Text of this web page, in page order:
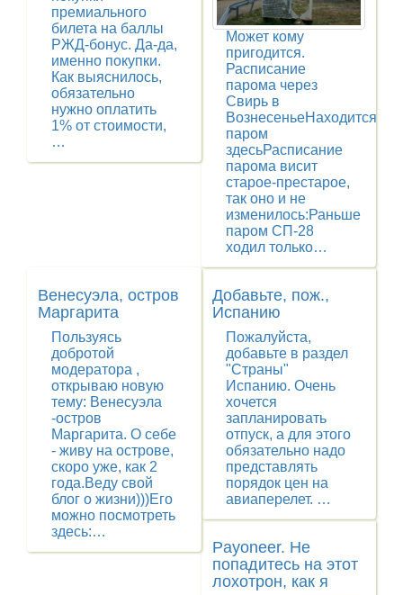
премиального
билета на баллы
РЖД-бонус. Да-да,
именно покупки.
Как выяснилось,
обязательно
нужно оплатить
1% от стоимости,
…
Может кому
пригодится.
Расписание
парома через
Свирь в
ВознесеньеНаходится
паром
здесьРасписание
парома висит
старое-престарое,
так оно и не
изменилось:Раньше
паром СП-28
ходил только…
Венесуэла, остров
Маргарита
Пользуясь
добротой
модератора ,
открываю новую
тему: Венесуэла
-остров
Маргарита. О себе
- живу на острове,
скоро уже, как 2
года.Веду свой
блог о жизни)))Его
можно посмотреть
здесь:…
Добавьте, пож.,
Испанию
Пожалуйста,
добавьте в раздел
"Страны"
Испанию. Очень
хочется
запланировать
отпуск, а для этого
обязательно надо
представлять
порядок цен на
авиаперелет. …
Payoneer. Не
попадитесь на этот
лохотрон, как я